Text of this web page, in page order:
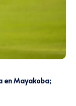
en Mayakoba;